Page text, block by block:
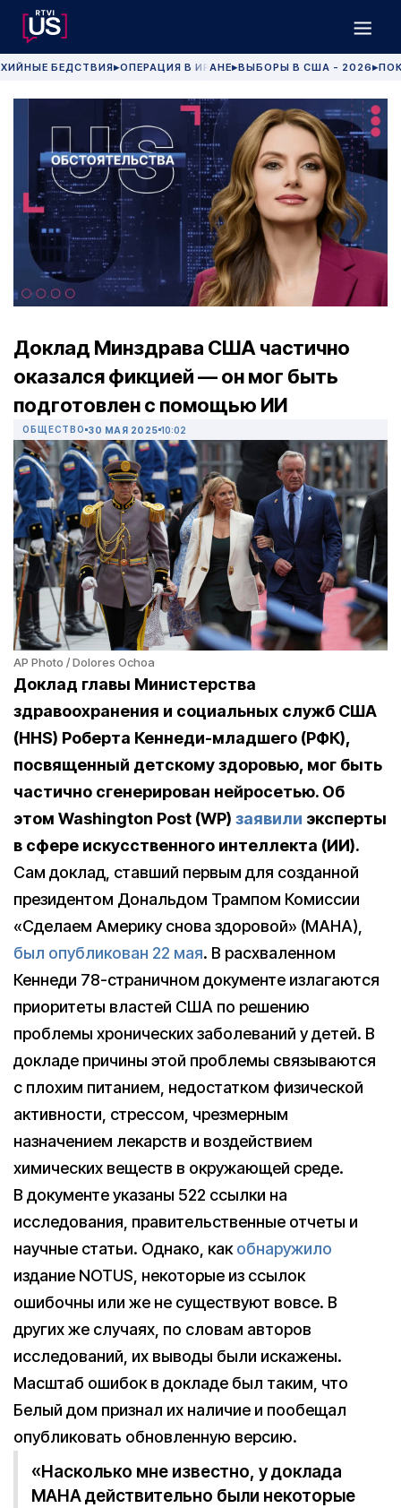
БЕДСТВИЯ▶ОПЕРАЦИЯ В ИРАНЕ▶ВЫБОРЫ В США - 2026 ▶
Доклад Минздрава США частично
оказался фикцией — он мог быть
подготовлен с помощью ИИ
ОБЩЕСТВО 30 МАЯ 2025 10:02
AP Photo / Dolores Ochoa
Доклад главы Министерства
здравоохранения и социальных служб США
(HHS) Роберта Кеннеди-младшего (РФК),
посвященный детскому здоровью, мог быть
частично сгенерирован нейросетью. Об
этом Washington Post (WP) заявили эксперты
в сфере искусственного интеллекта (ИИ).
Сам доклад, ставший первым для созданной
президентом Дональдом Трампом Комиссии
«Сделаем Америку снова здоровой» (MAHA),
был опубликован 22 мая. В расхваленном
Кеннеди 78-страничном документе излагаются
приоритеты властей США по решению
проблемы хронических заболеваний у детей. В
докладе причины этой проблемы связываются
с плохим питанием, недостатком физической
активности, стрессом, чрезмерным
назначением лекарств и воздействием
химических веществ в окружающей среде.
В документе указаны 522 ссылки на
исследования, правительственные отчеты и
научные статьи. Однако, какобнаружило
издание NOTUS, некоторые из ссылок
ошибочны или же не существуют вовсе. В
других же случаях, по словам авторов
исследований, их выводы были искажены.
Масштаб ошибок в докладе был таким, что
Белый дом признал их наличие и пообещал
опубликовать обновленную версию.
«Насколько мне известно, у доклада
MAHA действительно были некоторые